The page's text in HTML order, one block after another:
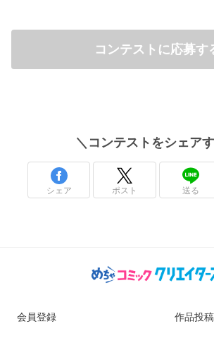
コンテストに応募す
＼ コンテスト をシェア
シェア ポスト 送る
会員登録 作品投